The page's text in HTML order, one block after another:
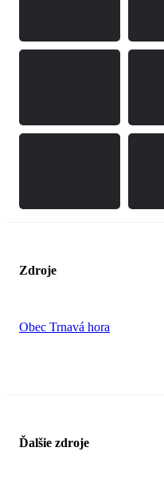
Zdroje
Obec Trnavá hora
Ďalšie zdroje